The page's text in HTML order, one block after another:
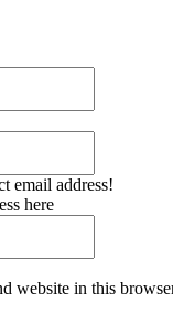
email address!
here
website in this